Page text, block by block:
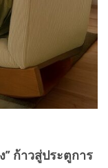
ก้าวสู่ประตูการ